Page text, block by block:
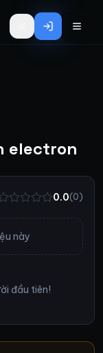
electron
0.0(0)
này
đầu tiên!